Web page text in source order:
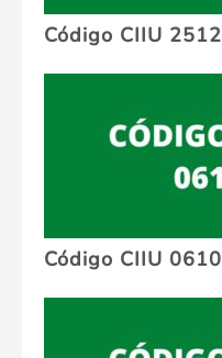
Código CIIU 2512
Código CIIU 0610